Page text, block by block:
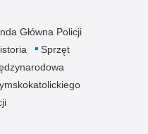
Główna Policji
Sprzęt